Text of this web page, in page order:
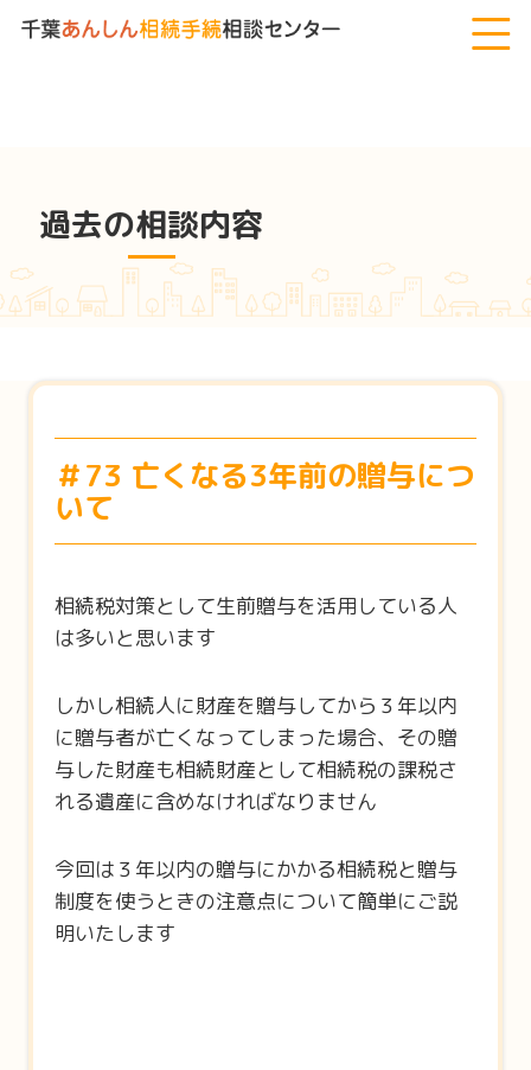
千葉あんしん相続手続相談センター>過去の相談内容
＃73 亡く
過去の相談内容
＃73 亡くなる3年前の贈与につ
いて
相続税対策として生前贈与を活用している人
は多いと思います
しかし相続人に財産を贈与してから３年以内
に贈与者が亡くなってしまった場合、その贈
与した財産も相続財産として相続税の課税さ
れる遺産に含めなければなりません
今回は３年以内の贈与にかかる相続税と贈与
制度を使うときの注意点について簡単にご説
明いたします